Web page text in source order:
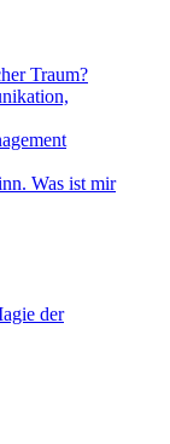
Traum?
Was ist mir
der